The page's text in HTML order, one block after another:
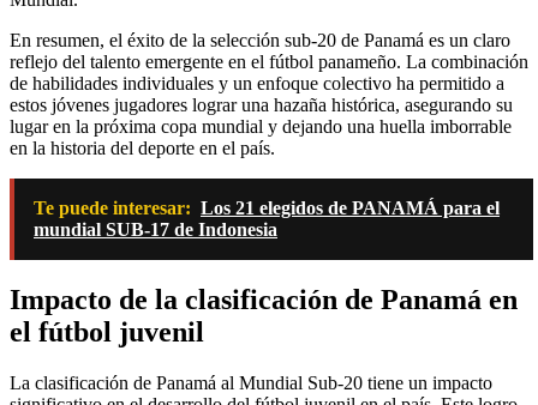
En resumen, el éxito de la selección sub-20 de Panamá es un claro
reflejo del talento emergente en el fútbol panameño. La combinación
de habilidades individuales y un enfoque colectivo ha permitido a
estos jóvenes jugadores lograr una hazaña histórica, asegurando su
lugar en la próxima copa mundial y dejando una huella imborrable
en la historia del deporte en el país.
Te puede interesar: Los 21 elegidos de PANAMÁ para el
mundial SUB-17 de Indonesia
Impacto de la clasificación de Panamá en
el fútbol juvenil
La clasificación de Panamá al Mundial Sub-20 tiene un impacto